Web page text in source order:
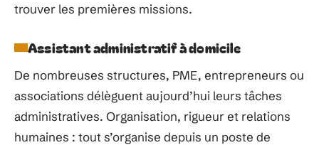
trouver les premières missions.
Assistant administratif à domicile
De nombreuses structures, PME, entrepreneurs ou
associations délèguent aujourd’hui leurs tâches
administratives. Organisation, rigueur et relations
humaines : tout s’organise depuis un poste de